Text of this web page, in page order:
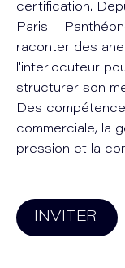
certification.
Paris II
raconter des
l'interlocuteur
structurer son
Des
commerciale, la
pression et la
INVITER